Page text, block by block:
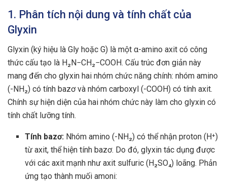
1. Phân tích nội dung và tính chất của
Glyxin
Glyxin (ký hiệu là Gly hoặc G) là một α-amino axit có công
thức cấu tạo là H₂N−CH₂−COOH. Cấu trúc đơn giản này
mang đến cho glyxin hai nhóm chức năng chính: nhóm amino
(-NH₂) có tính bazơ và nhóm carboxyl (-COOH) có tính axit.
Chính sự hiện diện của hai nhóm chức này làm cho glyxin có
tính chất lưỡng tính.
Tính bazơ: Nhóm amino (-NH₂) có thể nhận proton (H⁺)
từ axit, thể hiện tính bazơ. Do đó, glyxin tác dụng được
với các axit mạnh như axit sulfuric (H₂SO₄) loãng. Phản
ứng tạo thành muối amoni: